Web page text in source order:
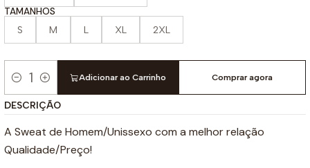
TAMANHOS
S M L XL 2XL
Quantidade
Adicionar ao Carrinho Comprar agora
DESCRIÇÃO
A Sweat de Homem/Unissexo com a melhor relação
Qualidade/Preço!